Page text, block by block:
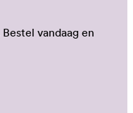
Bestel vandaag en